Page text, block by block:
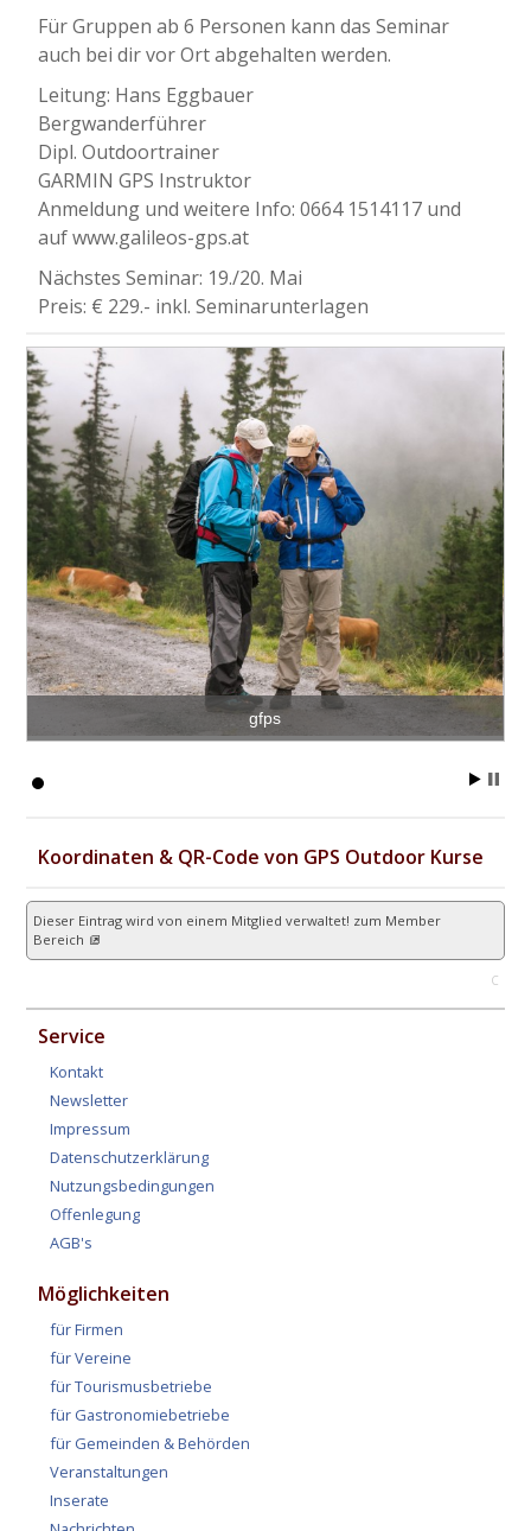
Für Gruppen ab 6 Personen kann das Seminar
auch bei dir vor Ort abgehalten werden.
Leitung: Hans Eggbauer
Bergwanderführer
Dipl. Outdoortrainer
GARMIN GPS Instruktor
Anmeldung und weitere Info: 0664 1514117 und
auf www.galileos-gps.at
Nächstes Seminar: 19./20. Mai
Preis: € 229.- inkl. Seminarunterlagen
gfps
Koordinaten & QR-Code von GPS Outdoor Kurse
Dieser Eintrag wird von einem Mitglied verwaltet! zum Member
Bereich
C
Service
Kontakt
Newsletter
Impressum
Datenschutzerklärung
Nutzungsbedingungen
Offenlegung
AGB's
Möglichkeiten
für Firmen
für Vereine
für Tourismusbetriebe
für Gastronomiebetriebe
für Gemeinden & Behörden
Veranstaltungen
Inserate